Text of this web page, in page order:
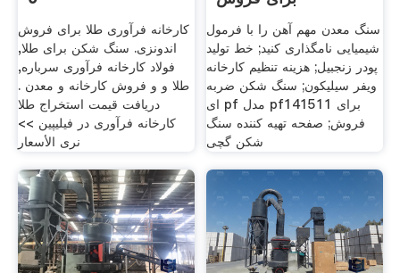
کارخانه فرآوری طلا برای فروش
اندونزی. سنگ شکن برای طلا,
فولاد کارخانه فرآوری سرباره,
طلا و و فروش کارخانه و معدن .
دریافت قیمت استخراج طلا
کارخانه فرآوری در فیلیپین >>
نرى الأسعار
سنگ معدن مهم آهن را با فرمول
شیمیایی نامگذاری کنید; خط تولید
پودر زنجبیل; هزینه تنظیم کارخانه
ویفر سیلیکون; سنگ شکن ضربه
ای pf مدل pf141511 برای
فروش; صفحه تهیه کننده سنگ
شکن گچی